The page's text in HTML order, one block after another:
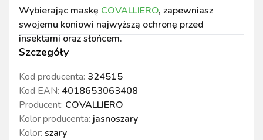
Szczegóły
Kod producenta: 324515
Kod EAN: 4018653063408
Producent: COVALLIERO
Kolor producenta: jasnoszary
Kolor: szary
Wybierając maskę COVALLIERO, zapewniasz
swojemu koniowi najwyższą ochronę przed
insektami oraz słońcem.